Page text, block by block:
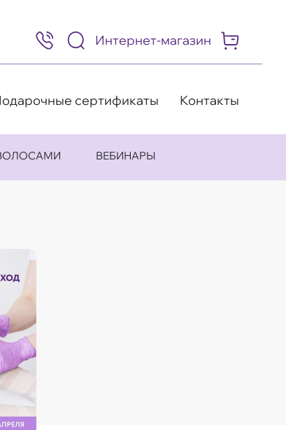
8
(495)
505-
98
Интернет-магазин
сертификаты Контакты
ВЕБИНАРЫ